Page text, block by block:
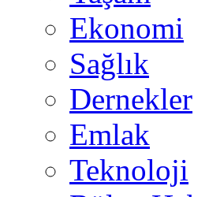
Ekonomi
Sağlık
Dernekler
Emlak
Teknoloji